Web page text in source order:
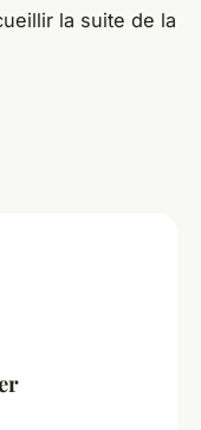
la suite de la